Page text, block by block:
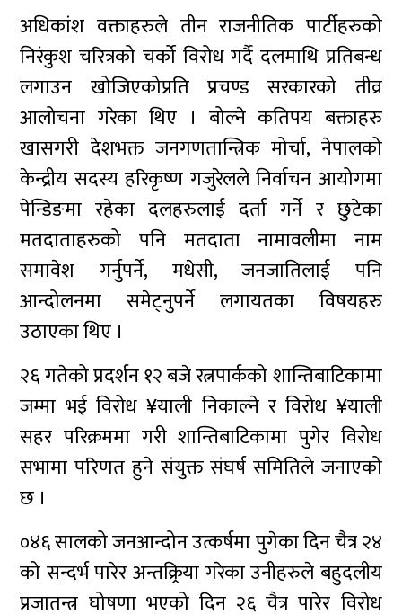
अधिकांश वक्ताहरुले तीन राजनीतिक पार्टीहरुको
निरंकुश चरित्रको चर्को विरोध गर्दै दलमाथि प्रतिबन्ध
लगाउन खोजिएकोप्रति प्रचण्ड सरकारको तीव्र
आलोचना गरेका थिए । बोल्ने कतिपय बक्ताहरु
खासगरी देशभक्त जनगणतान्त्रिक मोर्चा, नेपालको
केन्द्रीय सदस्य हरिकृष्ण गजुरेलले निर्वाचन आयोगमा
पेन्डिङमा रहेका दलहरुलाई दर्ता गर्ने र छुटेका
मतदाताहरुको पनि मतदाता नामावलीमा नाम
समावेश गर्नुपर्ने, मधेसी, जनजातिलाई पनि
आन्दोलनमा समेट्नुपर्ने लगायतका विषयहरु
उठाएका थिए ।
२६ गतेको प्रदर्शन १२ बजे रत्नपार्कको शान्तिबाटिकामा
जम्मा भई विरोध ¥याली निकाल्ने र विरोध ¥याली
सहर परिक्रममा गरी शान्तिबाटिकामा पुगेर विरोध
सभामा परिणत हुने संयुक्त संघर्ष समितिले जनाएको
छ ।
०४६ सालको जनआन्दोन उत्कर्षमा पुगेका दिन चैत्र २४
को सन्दर्भ पारेर अन्तक्र्रिया गरेका उनीहरुले बहुदलीय
प्रजातन्त्र घोषणा भएको दिन २६ चैत्र पारेर विरोध